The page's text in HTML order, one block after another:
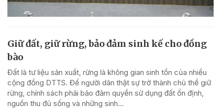
Giữ đất, giữ rừng, bảo đảm sinh kế cho đồng
bào
Đất là tư liệu sản xuất, rừng là không gian sinh tồn của nhiều
cộng đồng DTTS. Để người dân thật sự trở thành chủ thể giữ
rừng, chính sách phải bảo đảm quyền sử dụng đất ổn định,
nguồn thu đủ sống và những sinh...